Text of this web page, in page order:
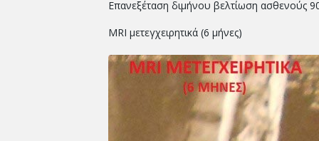
Επανεξέταση διμήνου βελτίωση ασθενούς
MRI μετεγχειρητικά (6 μήνες)